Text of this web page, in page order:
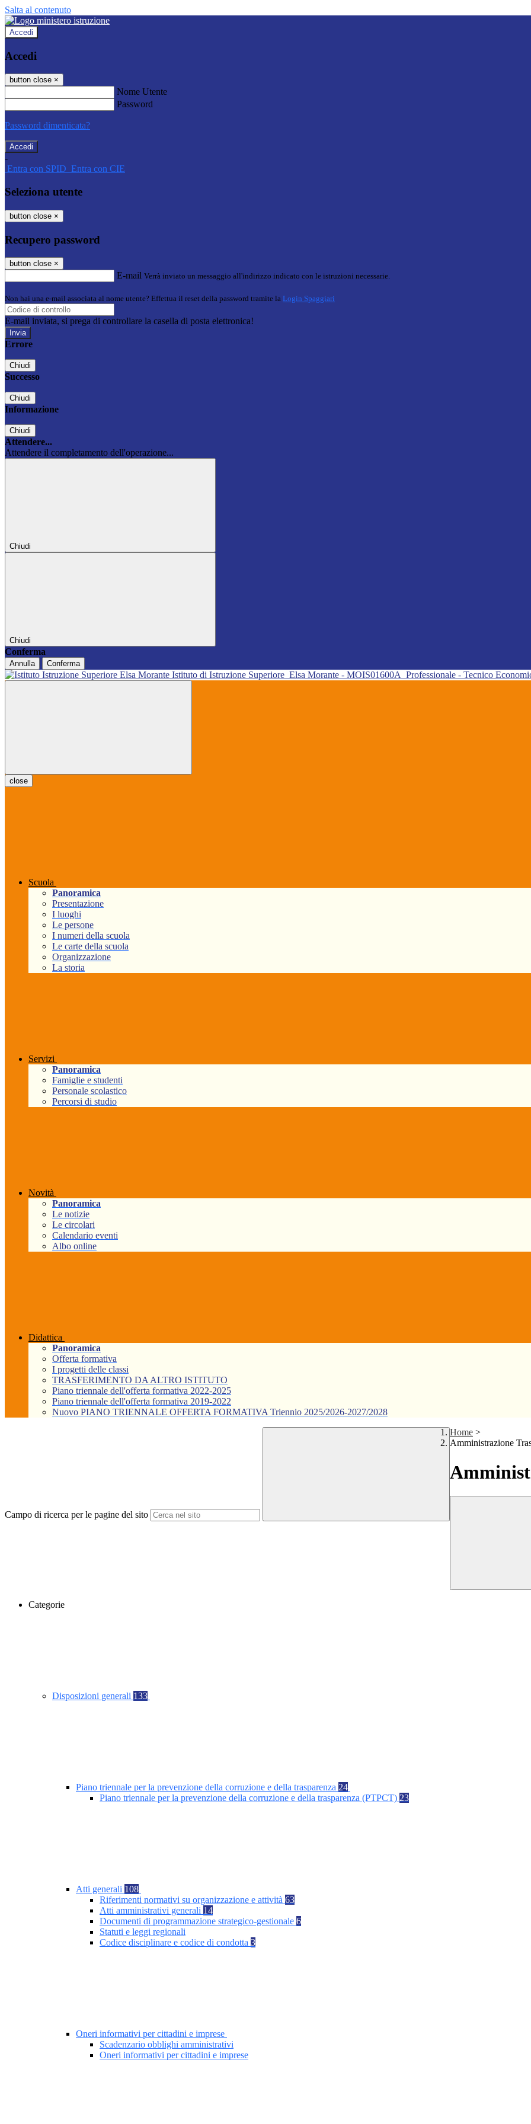
Salta al contenuto
Accedi
Accedi
button close ×
Nome Utente
Password
Password dimenticata?
-
Entra con SPID Entra con CIE
Seleziona utente
button close ×
Recupero password
button close ×
E-mail Verrà inviato un messaggio all'indirizzo indicato con le istruzioni necessarie.
Non hai una e-mail associata al nome utente? Effettua il reset della password tramite la Login Spaggiari
E-mail inviata, si prega di controllare la casella di posta elettronica!
Errore
Chiudi
Successo
Chiudi
Informazione
Chiudi
Attendere...
Attendere il completamento dell'operazione...
Chiudi
Chiudi
Conferma
Annulla Conferma
Istituto di Istruzione Superiore Elsa Morante - MOIS01600A Professionale - Tecnico
close
Scuola
Panoramica
Presentazione
I luoghi
Le persone
I numeri della scuola
Le carte della scuola
Organizzazione
La storia
Servizi
Panoramica
Famiglie e studenti
Personale scolastico
Percorsi di studio
Novità
Panoramica
Le notizie
Le circolari
Calendario eventi
Albo online
Didattica
Panoramica
Offerta formativa
I progetti delle classi
TRASFERIMENTO DA ALTRO ISTITUTO
Piano triennale dell'offerta formativa 2022-2025
Piano triennale dell'offerta formativa 2019-2022
Nuovo PIANO TRIENNALE OFFERTA FORMATIVA Triennio 2025/2026-2027/2028
Campo di ricerca per le pagine del sito
Home >
Amministrazione
Categorie
Disposizioni generali 133
Piano triennale per la prevenzione della corruzione e della trasparenza 24
Piano triennale per la prevenzione della corruzione e della trasparenza (PTPCT) 23
Atti generali 108
Riferimenti normativi su organizzazione e attività 63
Atti amministrativi generali 14
Documenti di programmazione strategico-gestionale 6
Statuti e leggi regionali
Codice disciplinare e codice di condotta 3
Oneri informativi per cittadini e imprese
Scadenzario obblighi amministrativi
Oneri informativi per cittadini e imprese